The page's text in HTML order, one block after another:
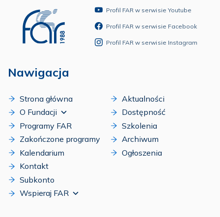
Profil FAR w serwisie Youtube
Profil FAR w serwisie Facebook
Profil FAR w serwisie Instagram
Nawigacja
Strona główna
O Fundacji
Programy FAR
Zakończone programy
Kalendarium
Kontakt
Subkonto
Wspieraj FAR
Aktualności
Dostępność
Szkolenia
Archiwum
Ogłoszenia